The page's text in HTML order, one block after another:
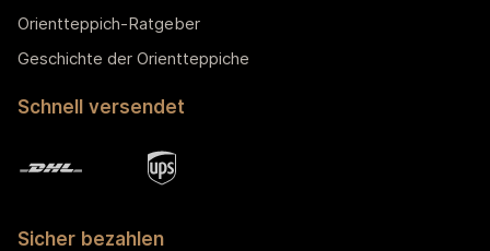
Orientteppich-Ratgeber
Geschichte der Orientteppiche
Schnell versendet
Sicher bezahlen